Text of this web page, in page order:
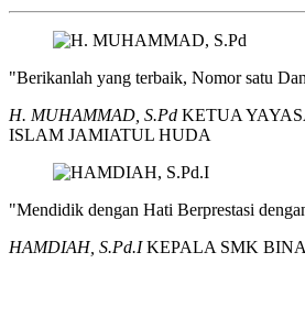
"Berikanlah yang terbaik, Nomor satu
H. MUHAMMAD, S.Pd KETUA
ISLAM JAMIATUL HUDA
"Mendidik dengan Hati Berprestasi
HAMDIAH, S.Pd.IKEPALA SMK